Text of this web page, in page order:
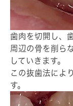
歯肉を切開し、
周辺の骨を削ら
していきます。
この抜歯法によ
す。